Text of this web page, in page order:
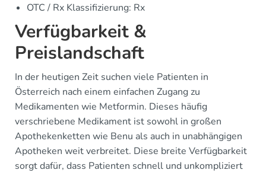
OTC / Rx Klassifizierung: Rx
Verfügbarkeit &
Preislandschaft
In der heutigen Zeit suchen viele Patienten in
Österreich nach einem einfachen Zugang zu
Medikamenten wie Metformin. Dieses häufig
verschriebene Medikament ist sowohl in großen
Apothekenketten wie Benu als auch in unabhängigen
Apotheken weit verbreitet. Diese breite Verfügbarkeit
sorgt dafür, dass Patienten schnell und unkompliziert